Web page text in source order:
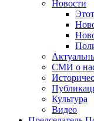
Новости
СМИ о
Культура
Видео